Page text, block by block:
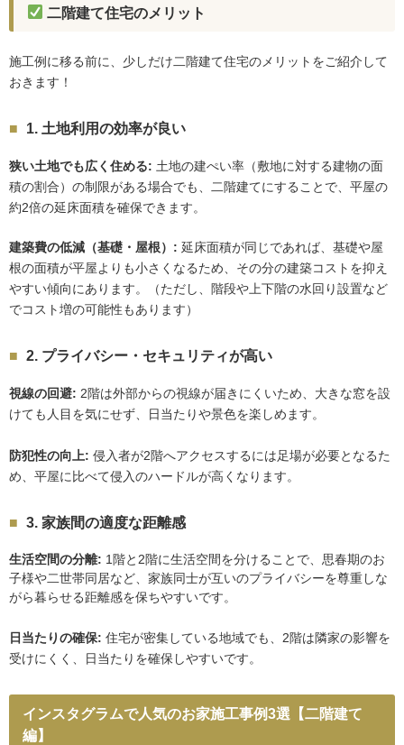
二階建て住宅のメリット
施工例に移る前に、少しだけ二階建て住宅のメリットをご紹介して
おきます！
1. 土地利用の効率が良い
狭い土地でも広く住める: 土地の建ぺい率（敷地に対する建物の面
積の割合）の制限がある場合でも、二階建てにすることで、平屋の
約2倍の延床面積を確保できます。
建築費の低減（基礎・屋根）: 延床面積が同じであれば、基礎や屋
根の面積が平屋よりも小さくなるため、その分の建築コストを抑え
やすい傾向にあります。（ただし、階段や上下階の水回り設置など
でコスト増の可能性もあります）
2. プライバシー・セキュリティが高い
視線の回避: 2階は外部からの視線が届きにくいため、大きな窓を設
けても人目を気にせず、日当たりや景色を楽しめます。
防犯性の向上: 侵入者が2階へアクセスするには足場が必要となるた
め、平屋に比べて侵入のハードルが高くなります。
3. 家族間の適度な距離感
生活空間の分離: 1階と2階に生活空間を分けることで、思春期のお
子様や二世帯同居など、家族同士が互いのプライバシーを尊重しな
がら暮らせる距離感を保ちやすいです。
日当たりの確保: 住宅が密集している地域でも、2階は隣家の影響を
受けにくく、日当たりを確保しやすいです。
インスタグラムで人気のお家施工事例3選【二階建て
編】